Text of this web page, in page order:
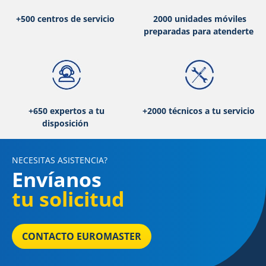
+500 centros de servicio
2000 unidades móviles
preparadas para atenderte
+650 expertos a tu
disposición
+2000 técnicos a tu servicio
NECESITAS ASISTENCIA?
Envíanos
tu solicitud
CONTACTO EUROMASTER